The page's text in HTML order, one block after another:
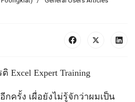
Excel Expert Training
ครั้ง เผื่อยังไม่รู้จักว่าผมเป็น